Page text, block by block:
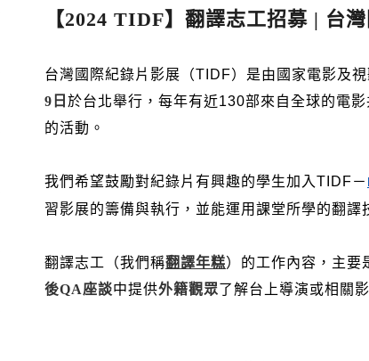
【2024 TIDF】翻譯志工招募 | 台
台灣國際紀錄片影展（TIDF） 是由國家電影及
9日 於台北舉行， 每年有近130部來自全球的電
的活動。
我們希望鼓勵對紀錄片有興趣的學生加入TIDF－
習影展的籌備與執行， 並能運用課堂所學的翻譯
翻譯志工（我們稱翻譯年糕）的工作內容， 主要
後QA座談中提供外籍觀眾了解台上導演或相關